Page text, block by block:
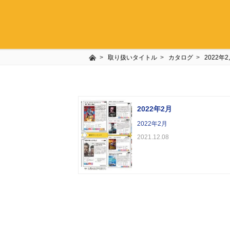
取り扱いタイトル カタログ 2022年2
2022年2月
2022年2月
2021.12.08